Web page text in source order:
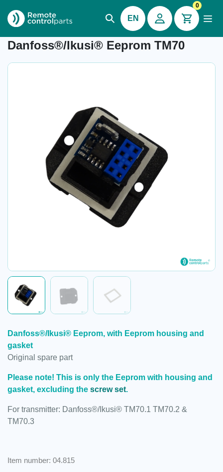
EN
0
Item number: 04.815
Danfoss®/Ikusi® Eeprom TM70
Danfoss®/Ikusi® Eeprom, with Eeprom housing and
gasket
Original spare part
Please note! This is only the Eeprom with housing and
gasket, excluding the screw set.
For transmitter: Danfoss®/Ikusi® TM70.1 TM70.2 &
TM70.3
Item number: 04.815